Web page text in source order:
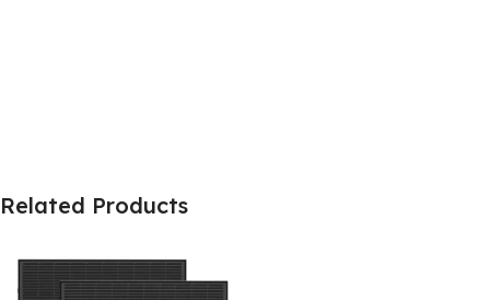
Related Products